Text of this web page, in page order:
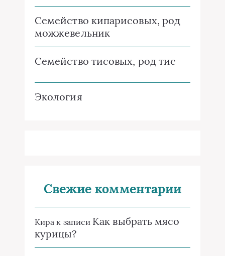
Семейство кипарисовых, род
можжевельник
Семейство тисовых, род тис
Экология
Свежие комментарии
Кира к записи Как выбрать мясо
курицы?